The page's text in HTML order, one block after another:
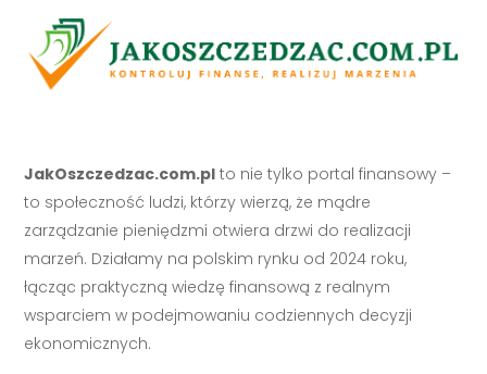
JakOszczedzac.com.pl to nie tylko portal finansowy –
to społeczność ludzi, którzy wierzą, że mądre
zarządzanie pieniędzmi otwiera drzwi do realizacji
marzeń. Działamy na polskim rynku od 2024 roku,
łącząc praktyczną wiedzę finansową z realnym
wsparciem w podejmowaniu codziennych decyzji
ekonomicznych.